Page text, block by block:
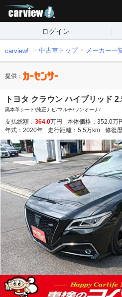
ログイン
carview! 中古車トップ メーカー一
提供：
トヨタ クラウン ハイブリッド
黒本革シート/純正ナビ/マルチ/ワンオーナ/
支払総額： 364.0万円 本体価格： 352.0万
年式： 2020年 走行距離： 5.5万km 修復